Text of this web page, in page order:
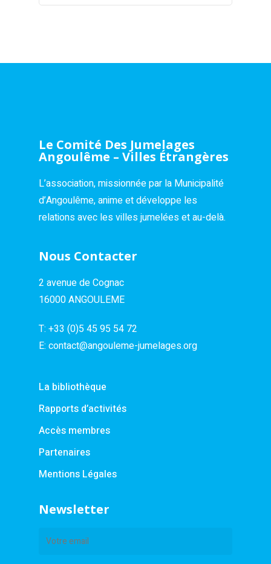
Le Comité Des Jumelages
Angoulême – Villes Étrangères
L’association, missionnée par la Municipalité
d’Angoulême, anime et développe les
relations avec les villes jumelées et au-delà.
Nous Contacter
2 avenue de Cognac
16000 ANGOULEME
T: +33 (0)5 45 95 54 72
E: contact@angouleme-jumelages.org
La bibliothèque
Rapports d’activités
Accès membres
Partenaires
Mentions Légales
Newsletter